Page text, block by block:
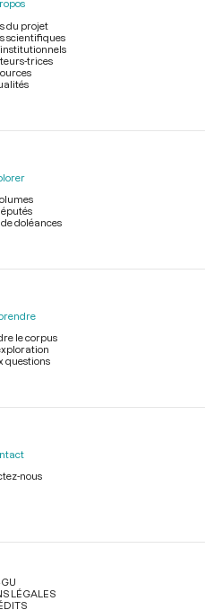
du projet
scientifiques
trices
doléances
le corpus
questions
nous
LÉGALES